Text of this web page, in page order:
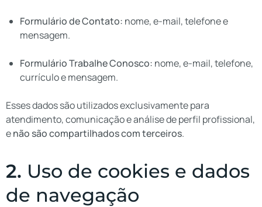
Formulário de Contato: nome, e-mail, telefone e
mensagem.
Formulário Trabalhe Conosco: nome, e-mail, telefone,
currículo e mensagem.
Esses dados são utilizados exclusivamente para
atendimento, comunicação e análise de perfil profissional,
enão são compartilhados com terceiros.
2. Uso de cookies e dados
de navegação